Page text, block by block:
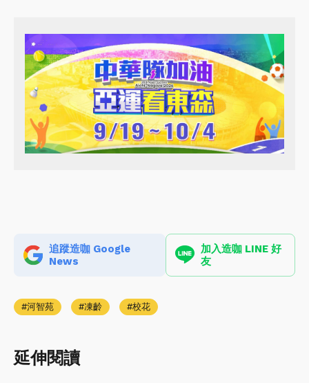
追蹤造咖 Google
News
加入造咖 LINE 好
友
河智苑 凍齡 校花
延伸閱讀